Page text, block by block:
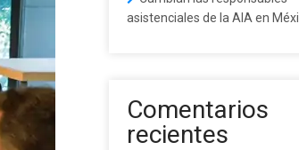
asistenciales de la AIA en
Comentarios
recientes